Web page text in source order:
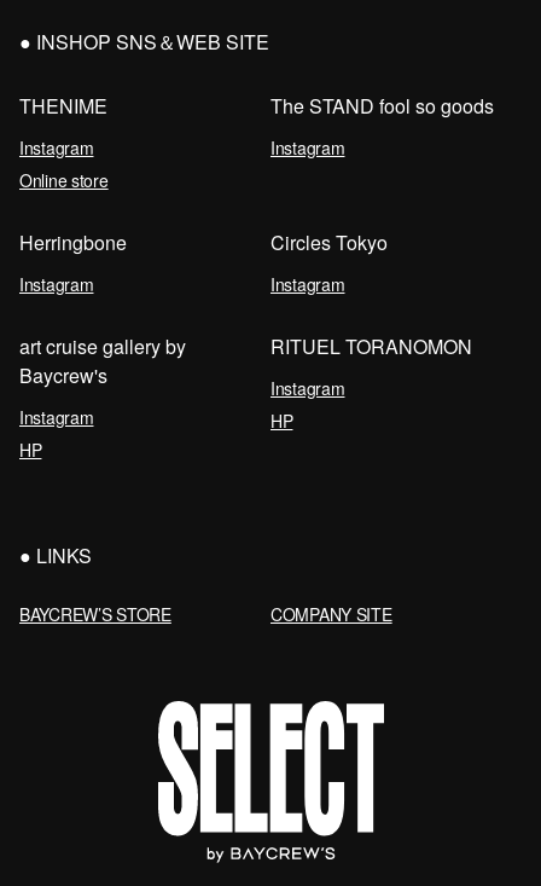
INSHOP SNS＆WEB SITE
THENIME
Instagram
Online store
The STAND fool so goods
Instagram
Herringbone
Instagram
Circles Tokyo
Instagram
art cruise gallery by
Baycrew's
Instagram
HP
RITUEL TORANOMON
Instagram
HP
LINKS
BAYCREW’S STORE COMPANY SITE